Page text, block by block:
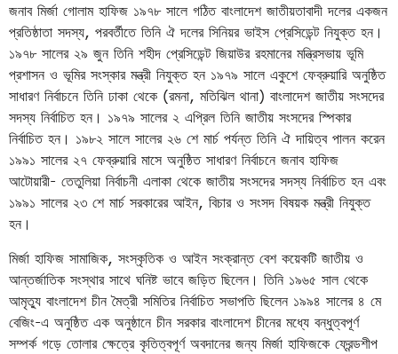
জনাব মির্জা গোলাম হাফিজ ১৯৭৮ সালে গঠিত বাংলাদেশ জাতীয়তাবাদী দলের একজন
প্রতিষ্ঠাতা সদস্য, পরবর্তীতে তিনি ঐ দলের সিনিয়র ভাইস প্রেসিডেন্ট নিযুক্ত হন।
১৯৭৮ সালের ২৯ জুন তিনি শহীদ প্রেসিডেন্ট জিয়াউর রহমানের মন্ত্রিসভায় ভূমি
প্রশাসন ও ভূমির সংস্কার মন্ত্রী নিযুক্ত হন ১৯৭৯ সালে একুশে ফেব্রুয়ারি অনুষ্ঠিত
সাধারণ নির্বাচনে তিনি ঢাকা থেকে (রমনা, মতিঝিল থানা) বাংলাদেশ জাতীয় সংসদের
সদস্য নির্বাচিত হন। ১৯৭৯ সালের ২ এপ্রিল তিনি জাতীয় সংসদের স্পিকার
নির্বাচিত হন। ১৯৮২ সালে সালের ২৬ শে মার্চ পর্যন্ত তিনি ঐ দায়িত্ব পালন করেন
১৯৯১ সালের ২৭ ফেব্রুয়ারি মাসে অনুষ্ঠিত সাধারণ নির্বাচনে জনাব হাফিজ
আটোয়ারী- তেতুলিয়া নির্বাচনী এলাকা থেকে জাতীয় সংসদের সদস্য নির্বাচিত হন এবং
১৯৯১ সালের ২৩ শে মার্চ সরকারের আইন, বিচার ও সংসদ বিষয়ক মন্ত্রী নিযুক্ত
হন।
মির্জা হাফিজ সামাজিক, সংস্কৃতিক ও আইন সংক্রান্ত বেশ কয়েকটি জাতীয় ও
আন্তর্জাতিক সংস্থার সাথে ঘনিষ্ট ভাবে জড়িত ছিলেন। তিনি ১৯৬৫ সাল থেকে
আমৃত্যু বাংলাদেশ চীন মৈত্রী সমিতির নির্বাচিত সভাপতি ছিলেন ১৯৯৪ সালের ৪ মে
বেজিং-এ অনুষ্ঠিত এক অনুষ্ঠানে চীন সরকার বাংলাদেশ চীনের মধ্যে বন্ধুত্বপূর্ণ
সম্পর্ক গড়ে তোলার ক্ষেত্রে কৃতিত্বপূর্ণ অবদানের জন্য মির্জা হাফিজকে ফ্রেন্ডশীপ